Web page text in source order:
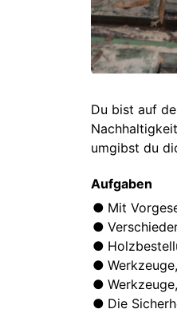
Du bist auf
umgibst du
Aufgaben
Mit
Die